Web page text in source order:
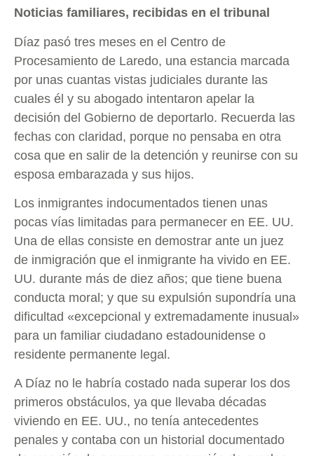
Noticias familiares, recibidas en el tribunal
Díaz pasó tres meses en el Centro de
Procesamiento de Laredo, una estancia marcada
por unas cuantas vistas judiciales durante las
cuales él y su abogado intentaron apelar la
decisión del Gobierno de deportarlo. Recuerda las
fechas con claridad, porque no pensaba en otra
cosa que en salir de la detención y reunirse con su
esposa embarazada y sus hijos.
Los inmigrantes indocumentados tienen unas
pocas vías limitadas para permanecer en EE. UU.
Una de ellas consiste en demostrar ante un juez
de inmigración que el inmigrante ha vivido en EE.
UU. durante más de diez años; que tiene buena
conducta moral; y que su expulsión supondría una
dificultad «excepcional y extremadamente inusual»
para un familiar ciudadano estadounidense o
residente permanente legal.
A Díaz no le habría costado nada superar los dos
primeros obstáculos, ya que llevaba décadas
viviendo en EE. UU., no tenía antecedentes
penales y contaba con un historial documentado